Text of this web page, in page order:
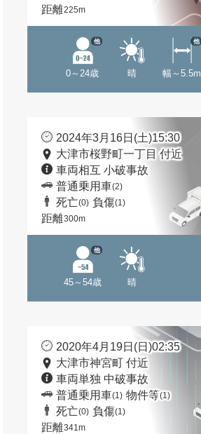
距離225m
0～24歳
他
晴 幅～5.5m
他
2024年3月16日(土)15:30
大津市桜野町一丁目 付近
車両相互 小破事故
普通乗用車(2)
死亡(0) 負傷(1)
距離300m
45～54歳
他
晴
2020年4月19日(日)02:35
大津市神宮町 付近
車両単独 中破事故
普通乗用車(1) 物件等(1)
死亡(0) 負傷(1)
距離341m